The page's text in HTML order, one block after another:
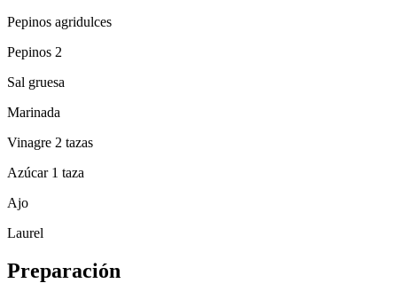
Pepinos agridulces
Pepinos 2
Sal gruesa
Marinada
Vinagre 2 tazas
Azúcar 1 taza
Ajo
Laurel
Preparación